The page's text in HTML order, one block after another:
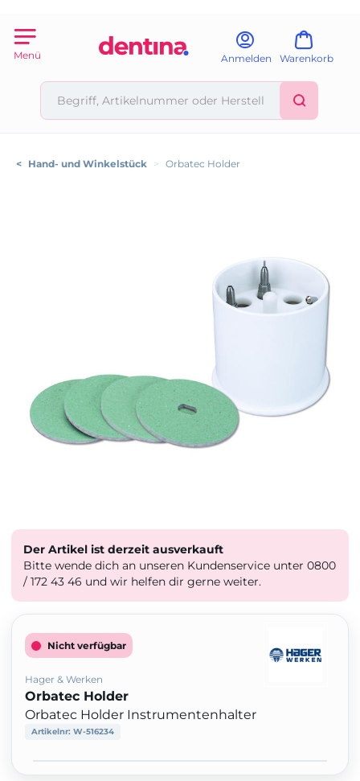
Menü Anmelden Warenkorb
< Hand- und Winkelstück > Orbatec Holder
Der Artikel ist derzeit ausverkauft
Bitte wende dich an unseren Kundenservice unter 0800
/ 172 43 46 und wir helfen dir gerne weiter.
Nicht verfügbar
Hager & Werken
Orbatec Holder
Orbatec Holder Instrumentenhalter
Artikelnr: W-516234